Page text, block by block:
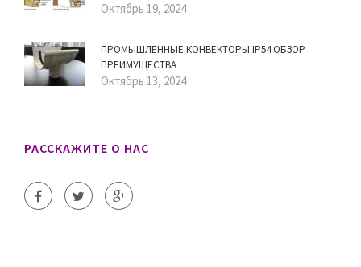
Октябрь 19, 2024
ПРОМЫШЛЕННЫЕ КОНВЕКТОРЫ IP54 ОБЗОР
ПРЕИМУЩЕСТВА
Октябрь 13, 2024
РАССКАЖИТЕ О НАС